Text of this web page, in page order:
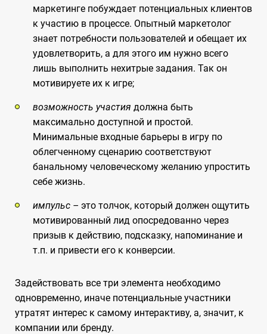
маркетинге побуждает потенциальных клиентов
к участию в процессе. Опытный маркетолог
знает потребности пользователей и обещает их
удовлетворить, а для этого им нужно всего
лишь выполнить нехитрые задания. Так он
мотивируете их к игре;
возможность участия должна быть
максимально доступной и простой.
Минимальные входные барьеры в игру по
облегченному сценарию соответствуют
банальному человеческому желанию упростить
себе жизнь.
импульс – это толчок, который должен ощутить
мотивированный лид опосредованно через
призыв к действию, подсказку, напоминание и
т.п. и привести его к конверсии.
Задействовать все три элемента необходимо
одновременно, иначе потенциальные участники
утратят интерес к самому интерактиву, а, значит, к
компании или бренду.